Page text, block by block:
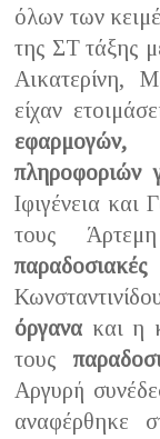
όλων των
της ΣΤ τάξης
Αικατερίνη,
είχαν
πληροφοριών
Ιφιγένεια
τους
όργανα και η
τους
Αργυρή
αναφέρθηκε